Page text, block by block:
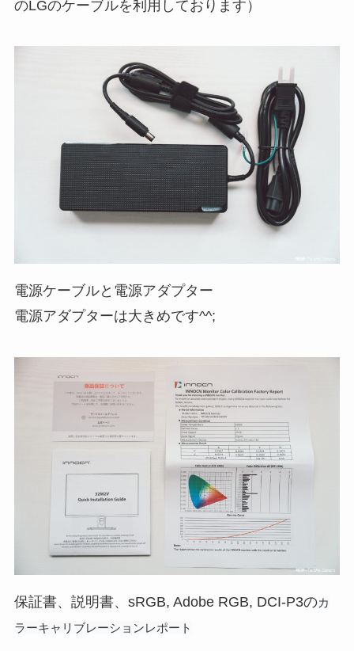
のLGのケーブルを利用しております）
電源ケーブルと電源アダプター
電源アダプターは大きめです^^;
保証書、説明書、sRGB, Adobe RGB, DCI-P3のカ
ラーキャリブレーションレポート